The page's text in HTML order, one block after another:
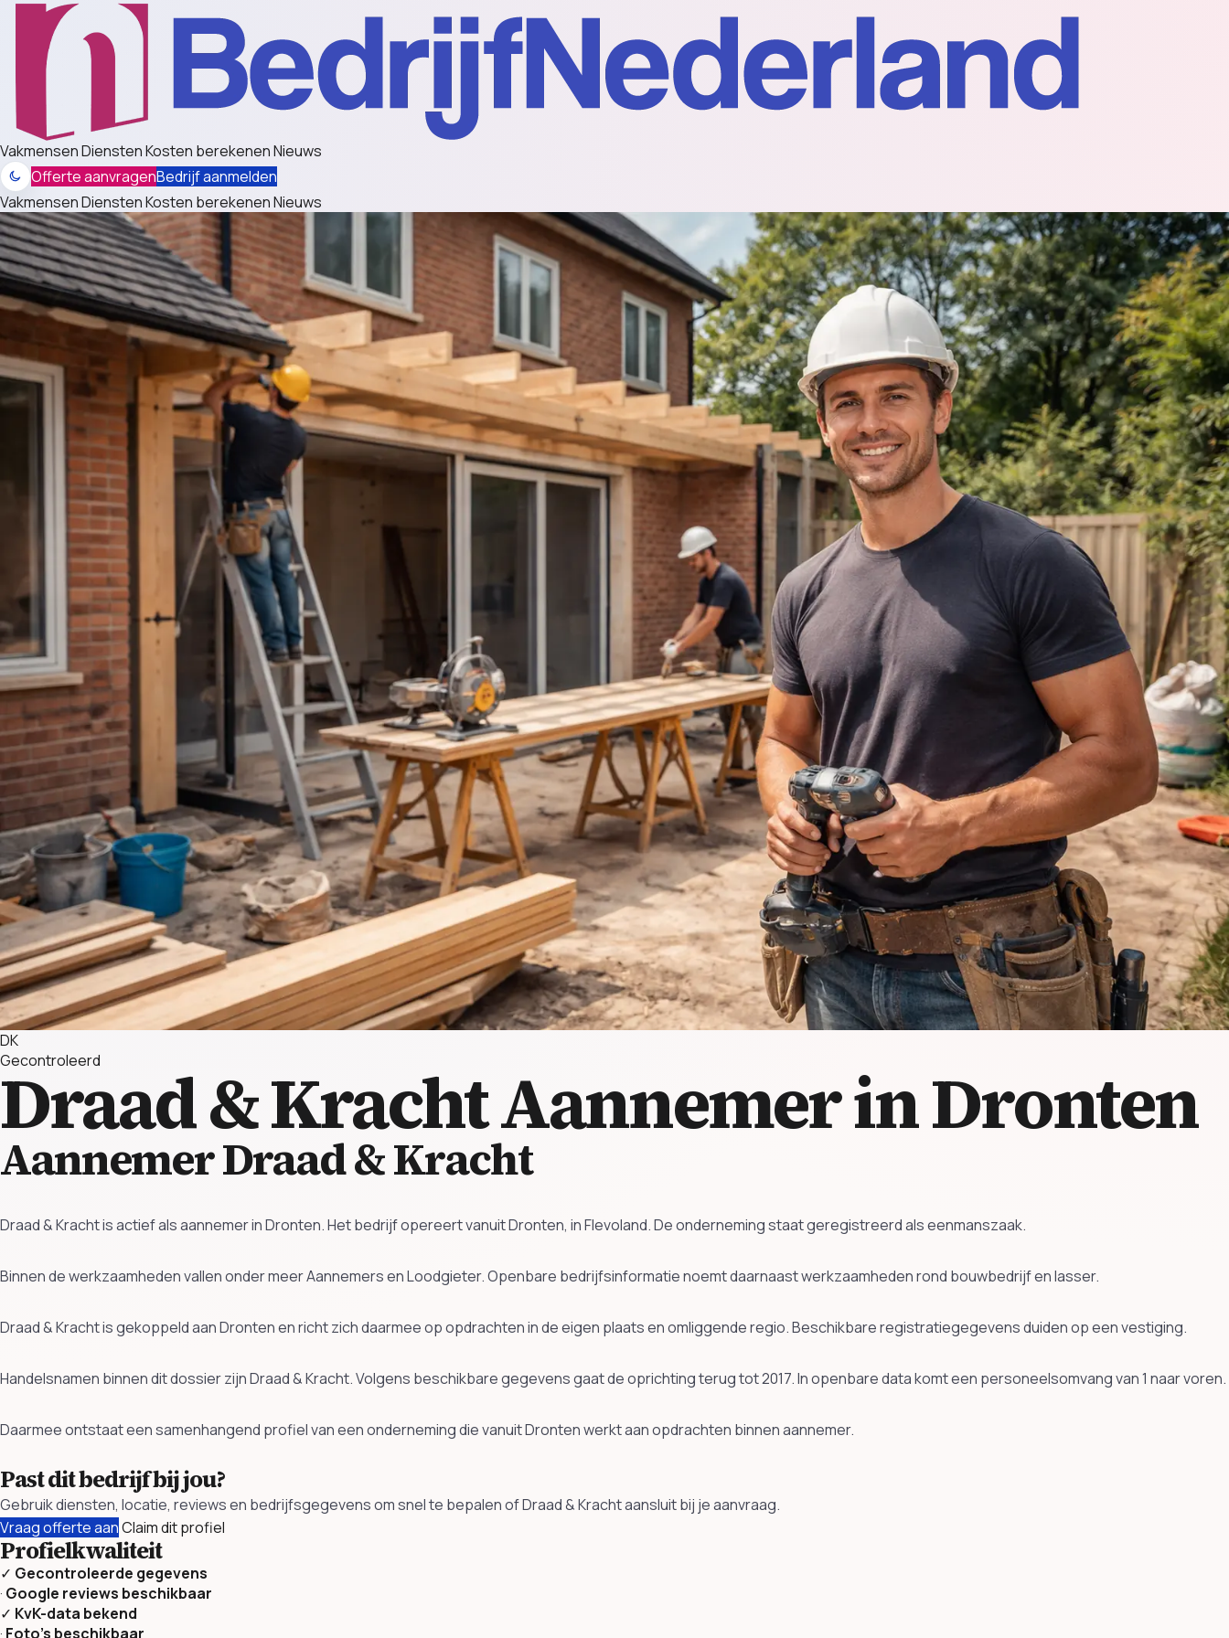
VakmensenDienstenKosten berekenenNieuws
Offerte aanvragenBedrijf aanmelden
VakmensenDienstenKosten berekenenNieuws
DK
Gecontroleerd
Draad & KrachtAannemer in Dronten
Aannemer Draad & Kracht
Draad & Kracht is actief als aannemer in Dronten. Het bedrijf opereert vanuit Dronten, in Flevoland. De onderneming staat geregistreerd als eenmanszaak.
Binnen de werkzaamheden vallen onder meer Aannemers en Loodgieter. Openbare bedrijfsinformatie noemt daarnaast werkzaamheden rond bouwbedrijf en lasser.
Draad & Kracht is gekoppeld aan Dronten en richt zich daarmee op opdrachten in de eigen plaats en omliggende regio. Beschikbare registratiegegevens duiden op een vestiging.
Handelsnamen binnen dit dossier zijn Draad & Kracht. Volgens beschikbare gegevens gaat de oprichting terug tot 2017. In openbare data komt een personeelsomvang van 1 naar voren.
Daarmee ontstaat een samenhangend profiel van een onderneming die vanuit Dronten werkt aan opdrachten binnen aannemer.
Past dit bedrijf bij jou?
Gebruik diensten, locatie, reviews en bedrijfsgegevens om snel te bepalen of Draad & Kracht aansluit bij je aanvraag.
Vraag offerte aanClaim dit profiel
Profielkwaliteit
✓ Gecontroleerde gegevens
· Google reviews beschikbaar
✓ KvK-data bekend
· Foto’s beschikbaar